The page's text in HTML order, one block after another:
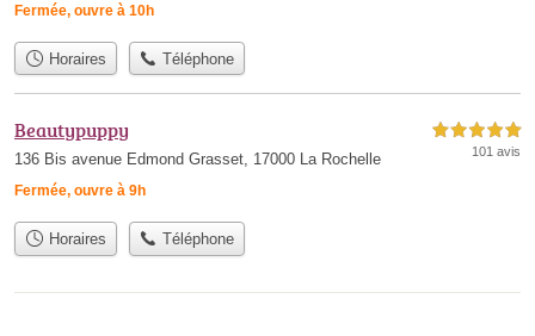
Fermée, ouvre à 10h
Horaires Téléphone
Beautypuppy
136 Bis avenue Edmond Grasset, 17000 La Rochelle
Fermée, ouvre à 9h
5,0 étoiles sur 5
101 avis
Horaires Téléphone